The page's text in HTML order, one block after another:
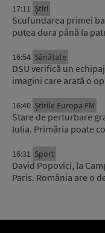
17:11 Știri
Scufundarea primei
putea dura până la
16:54 Sănătate
DSU verifică un
imagini care arată o
16:40 Știrile Europa FM
Stare de perturbare
Iulia. Primăria poate
16:31 Sport
David Popovici, la
Paris. România are o